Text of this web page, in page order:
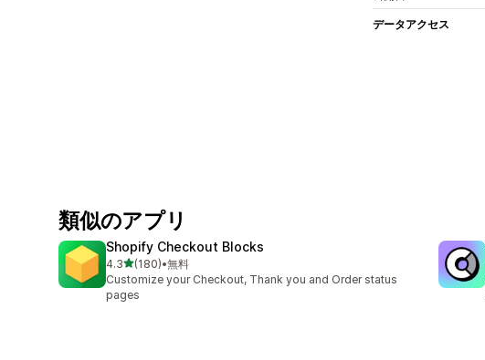
データアクセス
類似のアプリ
Shopify Checkout Blocks
4.35つ星中
(180)
合計レビュー数：180件
•無料
Customize your Checkout, Thank you and Order status
pages